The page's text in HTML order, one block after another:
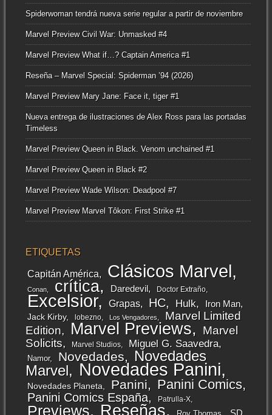
Spiderwoman tendrá nueva serie regular a partir de noviembre
Marvel Preview Civil War: Unmasked #4
Marvel Preview What if…? Captain America #1
Reseña – Marvel Special: Spiderman ’94 (2026)
Marvel Preview Mary Jane: Face it, tiger #1
Nueva entrega de ilustraciones de Alex Ross para las portadas
Timeless
Marvel Preview Queen in Black. Venom unchained #1
Marvel Preview Queen in Black #2
Marvel Preview Wade Wilson: Deadpool #7
Marvel Preview Marvel Tôkon: First Strike #1
ETIQUETAS
Capitán América Clásicos Marvel
Conan crítica Daredevil Doctor Extraño
Excelsior Grapas HC Hulk Iron Man
Jack Kirby lobezno Los Vengadores
Marvel Limited
Edition
Marvel Previews
Marvel
Solicits
Marvel Studios Miguel G. Saavedra
Namor Novedades
Novedades
Marvel
Novedades Panini
Novedades Planeta Panini Panini Comics
Panini Comics España Patrulla-X
Previews Reseñas